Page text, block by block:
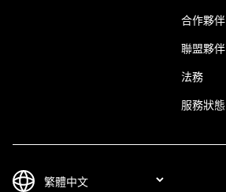
合作夥伴
聯盟夥伴
法務
服務狀態